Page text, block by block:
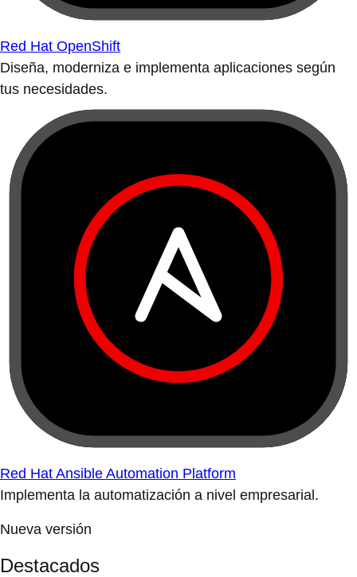
Red Hat OpenShift
Diseña, moderniza e implementa aplicaciones según
tus necesidades.
Red Hat Ansible Automation Platform
Implementa la automatización a nivel empresarial.
Nueva versión
Destacados